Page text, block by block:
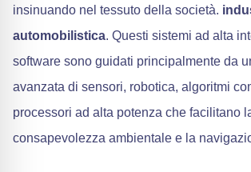
insinuando nel tessuto della società.
automobilistica. Questi sistemi ad alta
software sono guidati principalmente da
avanzata di sensori, robotica, algoritmi
processori ad alta potenza che facilitano
consapevolezza ambientale e la